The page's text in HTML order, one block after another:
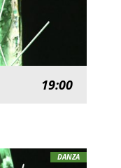
19:00
DANZA